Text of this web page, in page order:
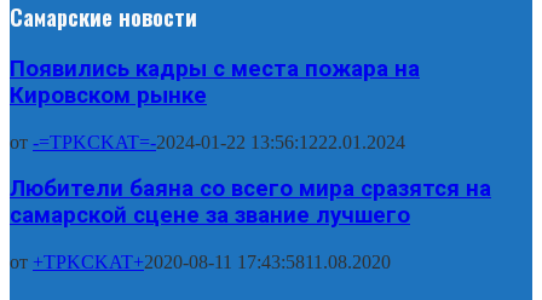
Самарские новости
Появились кадры с места пожара на
Кировском рынке
от -=TPKCKAT=-2024-01-22 13:56:1222.01.2024
Любители баяна со всего мира сразятся на
самарской сцене за звание лучшего
от +TPKCKAT+2020-08-11 17:43:5811.08.2020